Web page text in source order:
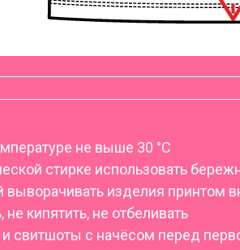
не выше 30 °C
стирке использовать
выворачивать изделия принтом
не кипятить, не отбеливать
и свитшоты с начёсом перед